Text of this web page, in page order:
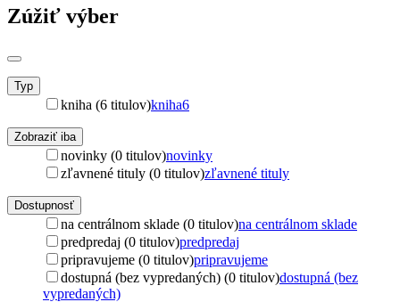
Zúžiť výber
Typ
kniha (6 titulov)kniha6
Zobraziť iba
novinky (0 titulov)novinky
zľavnené tituly (0 titulov)zľavnené tituly
Dostupnosť
na centrálnom sklade (0 titulov)na centrálnom sklade
predpredaj (0 titulov)predpredaj
pripravujeme (0 titulov)pripravujeme
dostupná (bez vypredaných) (0 titulov)dostupná (bez
vypredaných)